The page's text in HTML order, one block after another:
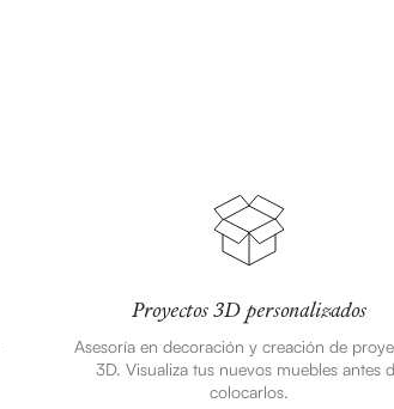
Proyectos 3D personalizados
Asesoría en decoración y creación de
3D. Visualiza tus nuevos muebles antes
colocarlos.